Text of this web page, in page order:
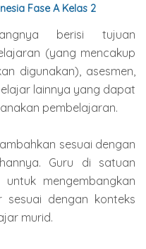
Fase A Kelas 2
berisi tujuan
(yang mencakup
digunakan), asesmen,
lainnya yang dapat
pembelajaran.
sesuai dengan
Guru di satuan
mengembangkan
dengan konteks
murid.